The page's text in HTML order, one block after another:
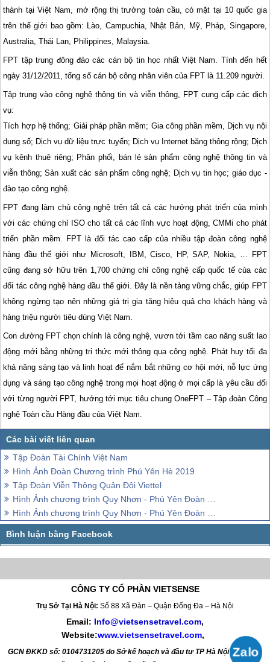
thành tại Việt Nam, mở rộng thị trường toàn cầu, có mặt tại 10 quốc gia
trên thế giới bao gồm: Lào, Campuchia, Nhật Bản, Mỹ, Pháp, Singapore,
Australia, Thái Lan, Philippines, Malaysia.
FPT tập trung đông đảo các cán bộ tin học nhất Việt Nam. Tính đến hết
ngày 31/12/2011, tổng số cán bộ công nhân viên của FPT là 11.209 người.
Tập trung vào công nghệ thông tin và viễn thông, FPT cung cấp các dịch
vụ:
Tích hợp hệ thống; Giải pháp phần mềm; Gia công phần mềm, Dịch vụ nội
dung số; Dịch vụ dữ liệu trực tuyến; Dịch vụ Internet băng thông rộng; Dịch
vụ kênh thuê riêng; Phân phối, bán lẻ sản phẩm công nghệ thông tin và
viễn thông; Sản xuất các sản phẩm công nghệ; Dịch vụ tin học; giáo dục -
đào tạo công nghệ.
FPT đang làm chủ công nghệ trên tất cả các hướng phát triển của mình
với các chứng chỉ ISO cho tất cả các lĩnh vực hoạt động, CMMi cho phát
triển phần mềm. FPT là đối tác cao cấp của nhiều tập đoàn công nghệ
hàng đầu thế giới như Microsoft, IBM, Cisco, HP, SAP, Nokia, … FPT
cũng đang sở hữu trên 1,700 chứng chỉ công nghệ cấp quốc tế của các
đối tác công nghệ hàng đầu thế giới. Đây là nền tảng vững chắc, giúp FPT
không ngừng tạo nên những giá trị gia tăng hiệu quả cho khách hàng và
hàng triệu người tiêu dùng Việt Nam.
Con đường FPT chọn chính là công nghệ, vươn tới tầm cao năng suất lao
động mới bằng những tri thức mới thông qua công nghệ. Phát huy tối đa
khả năng sáng tạo và linh hoạt để nắm bắt những cơ hội mới, nỗ lực ứng
dụng và sáng tạo công nghệ trong mọi hoạt động ở mọi cấp là yêu cầu đối
với từng người FPT, hướng tới mục tiêu chung OneFPT – Tập đoàn Công
nghệ Toàn cầu Hàng đầu của Việt Nam.
Tập Đoàn Tài Chính Việt Nam
Hình Ảnh Đoàn Chương trình Phú Yên Hè 2019
Tập Đoàn Viễn Thông Quân Đội Viettel
Hình Ảnh chương trình Quy Nhơn - Phú Yên Đoàn Cựu SV Đại Học Y Khởi hành 28/6 - 1/7
Hình Ảnh chương trình Quy Nhơn - Phú Yên Đoàn Công Ty TM Và DV Vận Tải Hải Anh
CÔNG TY CỔ PHẦN VIETSENSE
Trụ Sở Tại Hà Nội: Số 88 Xã Đàn – Quận Đống Đa – Hà Nội
Email: Info@vietsensetravel.com,
Website:www.vietsensetravel.com,
GCN ĐKKD số: 0104731205 do Sở kế hoạch và đầu tư TP Hà Nội cấp ngày